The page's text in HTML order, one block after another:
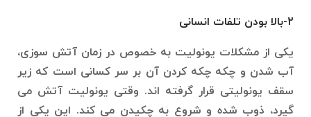
2-بالا بودن تلفات انسانی
یکی از مشکلات یونولیت به خصوص در زمان آتش سوزی،
آب شدن و چکه چکه کردن آن بر سر کسانی است که زیر
سقف یونولیتی قرار گرفته اند. وقتی یونولیت آتش می
گیرد، ذوب شده و شروع به چکیدن می کند. این یکی از